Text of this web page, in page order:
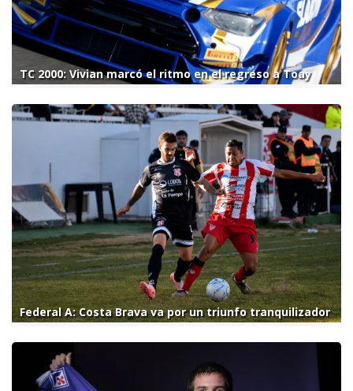
TC 2000: Vivian marcó el ritmo en el regreso a Toay
Federal A: Costa Brava va por un triunfo tranquilizador